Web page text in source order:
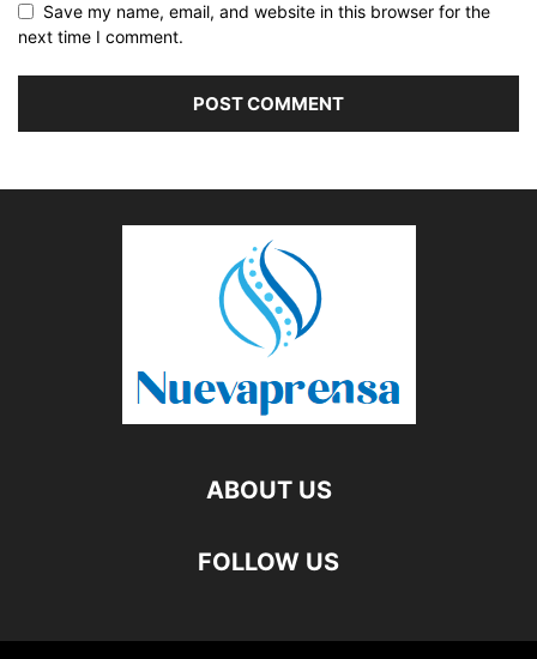
Save my name, email, and website in this browser for the
next time I comment.
ABOUT US
FOLLOW US